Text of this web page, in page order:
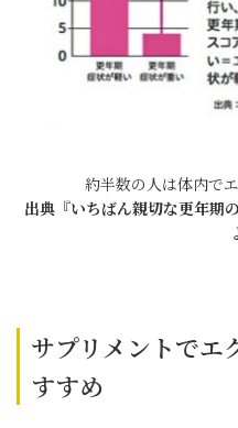
約半数の人は体内で
出典『いちばん親切な更年期
サプリメントでエ
すすめ